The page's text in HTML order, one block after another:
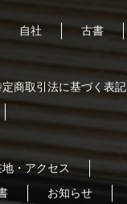
自社 古書
定商取引法に基づく表記
地・アクセス
お知らせ